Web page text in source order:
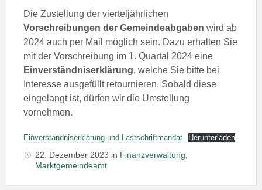
Die Zustellung der vierteljährlichen
Vorschreibungen der Gemeindeabgaben wird ab
2024 auch per Mail möglich sein. Dazu erhalten Sie
mit der Vorschreibung im 1. Quartal 2024 eine
Einverständniserklärung, welche Sie bitte bei
Interesse ausgefüllt retournieren. Sobald diese
eingelangt ist, dürfen wir die Umstellung
vornehmen.
Einverständniserklärung und Lastschriftmandat Herunterladen
22. Dezember 2023 in Finanzverwaltung
Marktgemeindeamt